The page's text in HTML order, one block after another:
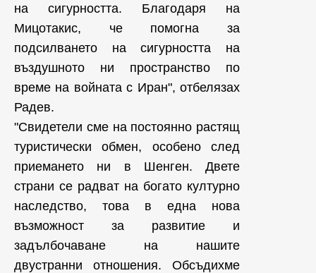
на сигурността. Благодаря на
Мицотакис, че помогна за
подсилването на сигурността на
въздушното ни пространство по
време на войната с Иран", отбелязах
Радев.
"Свидетели сме на постоянно растящ
туристически обмен, особено след
приемането ни в Шенген. Двете
страни се радват на богато културно
наследство, това в една нова
възможност за развитие и
задълбочаване на нашите
двустранни отношения. Обсъдихме